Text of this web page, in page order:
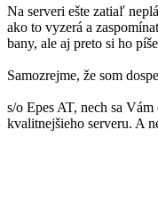
Na serveri ešte zatiaľ
ako to vyzerá a
bany, ale aj preto si ho
Samozrejme, že som
s/o Epes AT, nech sa
kvalitnejšieho serveru. A